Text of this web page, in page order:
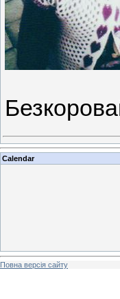
Calendar
Повна версія сайту